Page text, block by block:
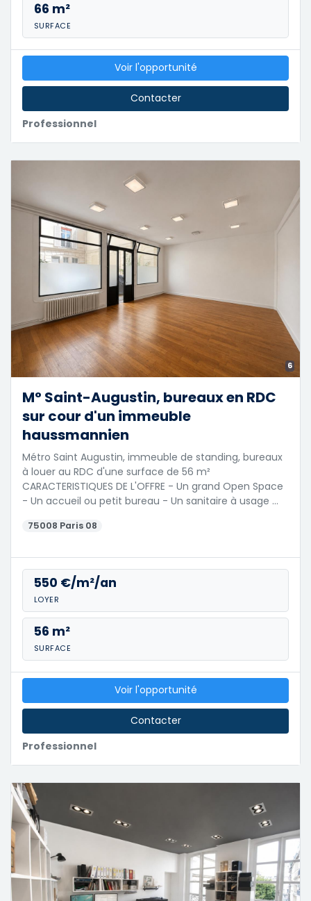
66 m²
SURFACE
Professionnel
Voir l'opportunité
Contacter
6
M° Saint-Augustin, bureaux en RDC
sur cour d'un immeuble
haussmannien
Métro Saint Augustin, immeuble de standing, bureaux
à louer au RDC d'une surface de 56 m²
CARACTERISTIQUES DE L'OFFRE - Un grand Open Space
- Un accueil ou petit bureau - Un sanitaire à usage …
75008 Paris 08
550 €/m²/an
LOYER
56 m²
SURFACE
Professionnel
Voir l'opportunité
Contacter